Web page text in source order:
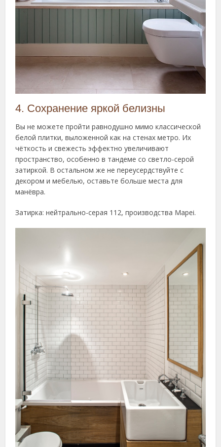
4. Сохранение яркой белизны
Вы не можете пройти равнодушно мимо классической
белой плитки, выложенной как на стенах метро. Их
чёткость и свежесть эффектно увеличивают
пространство, особенно в тандеме со светло-серой
затиркой. В остальном же не переусердствуйте с
декором и мебелью, оставьте больше места для
манёвра.
Затирка: нейтрально-серая 112, производства Mapei.